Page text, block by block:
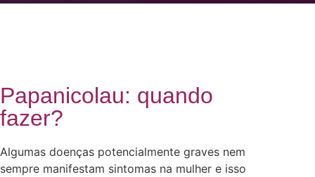
Papanicolau: quando
fazer?
Algumas doenças potencialmente graves nem
sempre manifestam sintomas na mulher e isso